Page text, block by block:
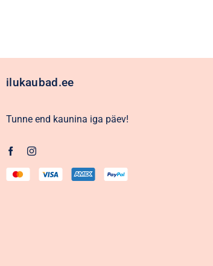
ilukaubad.ee
Tunne end kaunina iga päev!